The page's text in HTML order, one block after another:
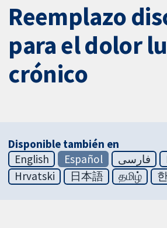
Reemplazo
para el dolor
crónico
Disponible también en
English
Español فارسی
Hrvatski
日本語 தமிழ்